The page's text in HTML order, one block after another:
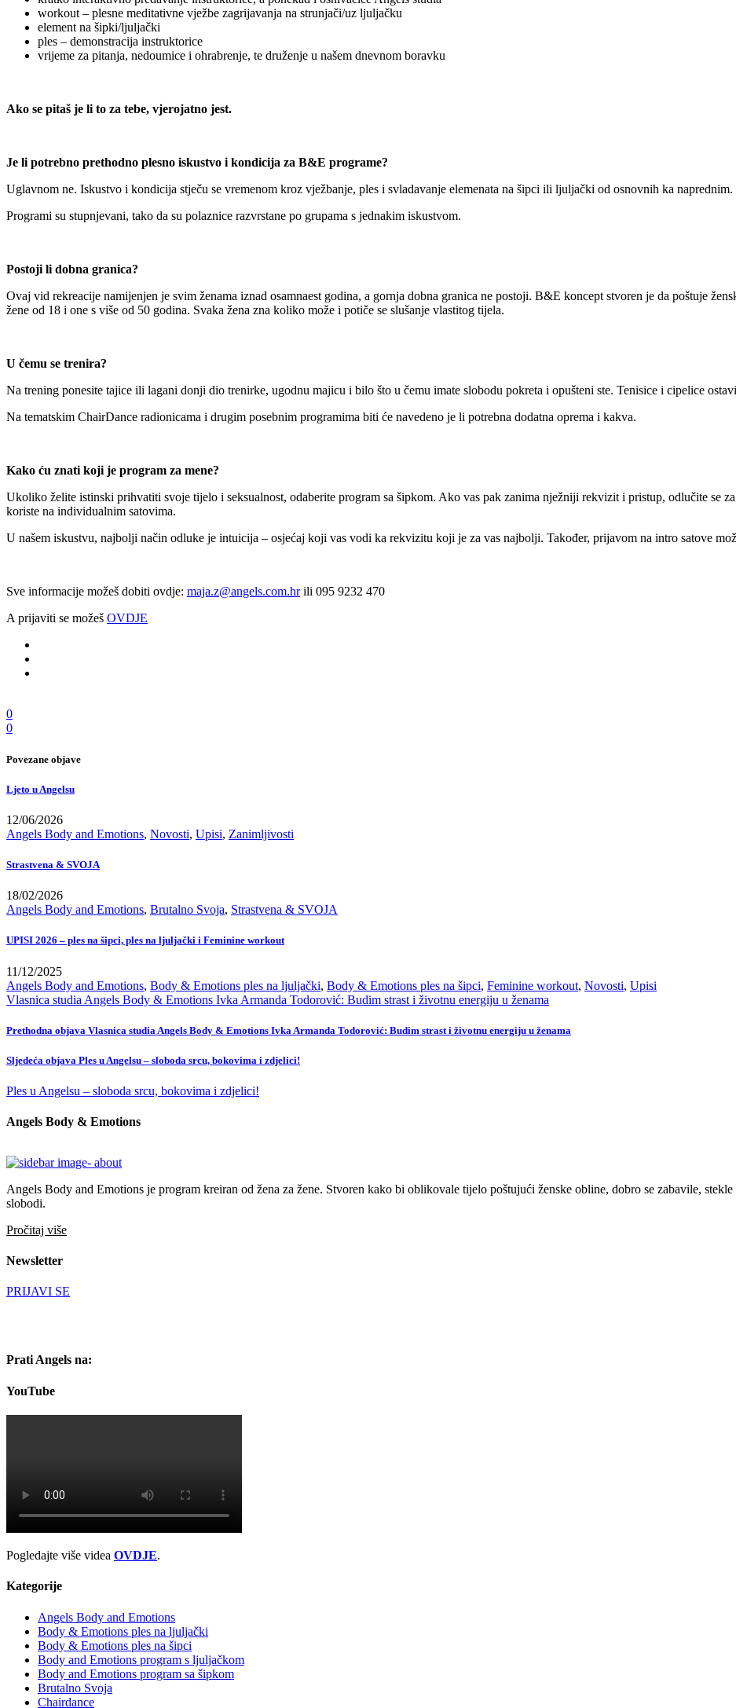
workout – plesne meditativne vježbe zagrijavanja na strunjači/uz ljuljačku
element na šipki/ljuljački
ples – demonstracija instruktorice
vrijeme za pitanja, nedoumice i ohrabrenje, te druženje u našem dnevnom boravku
Ako se pitaš je li to za tebe, vjerojatno jest.
Je li potrebno prethodno plesno iskustvo i kondicija za B&E programe?
Uglavnom ne. Iskustvo i kondicija stječu se vremenom kroz vježbanje, ples i svladavanje elemenata na šipci ili ljuljački od osnovnih ka naprednim.
Programi su stupnjevani, tako da su polaznice razvrstane po grupama s jednakim iskustvom.
Postoji li dobna granica?
Ovaj vid rekreacije namijenjen je svim ženama iznad osamnaest godina, a gornja dobna granica ne postoji. B&E koncept stvoren je da poštuje
žene od 18 i one s više od 50 godina. Svaka žena zna koliko može i potiče se slušanje vlastitog tijela.
U čemu se trenira?
Na trening ponesite tajice ili lagani donji dio trenirke, ugodnu majicu i bilo što u čemu imate slobodu pokreta i opušteni ste. Tenisice i cipelice
Na tematskim ChairDance radionicama i drugim posebnim programima biti će navedeno je li potrebna dodatna oprema i kakva.
Kako ću znati koji je program za mene?
Ukoliko želite istinski prihvatiti svoje tijelo i seksualnost, odaberite program sa šipkom. Ako vas pak zanima nježniji rekvizit i pristup, odlučite se
koriste na individualnim satovima.
U našem iskustvu, najbolji način odluke je intuicija – osjećaj koji vas vodi ka rekvizitu koji je za vas najbolji. Također, prijavom na intro satove
Sve informacije možeš dobiti ovdje: maja.z@angels.com.hrili 095 9232 470
A prijaviti se možeš OVDJE
0
0
Povezane objave
Ljeto u Angelsu
12/06/2026
Angels Body and Emotions, Novosti, Upisi, Zanimljivosti
Strastvena & SVOJA
18/02/2026
Angels Body and Emotions, Brutalno Svoja, Strastvena & SVOJA
UPISI 2026 – ples na šipci, ples na ljuljački i Feminine workout
11/12/2025
Angels Body and Emotions, Body & Emotions ples na ljuljački, Body & Emotions ples na šipci, Feminine workout, Novosti, Upisi
Vlasnica studia Angels Body & Emotions Ivka Armanda Todorović: Budim strast i životnu energiju u ženama
Prethodna objava Vlasnica studia Angels Body & Emotions Ivka Armanda Todorović: Budim strast i životnu energiju u ženama
Sljedeća objava Ples u Angelsu – sloboda srcu, bokovima i zdjelici!
Ples u Angelsu – sloboda srcu, bokovima i zdjelici!
Angels Body & Emotions
Angels Body and Emotions je program kreiran od žena za žene. Stvoren kako bi oblikovale tijelo poštujući ženske obline, dobro se zabavile,
slobodi.
Pročitaj više
Newsletter
PRIJAVI SE
Prati Angels na:
YouTube
Pogledajte više videa OVDJE.
Kategorije
Angels Body and Emotions
Body & Emotions ples na ljuljački
Body & Emotions ples na šipci
Body and Emotions program s ljuljačkom
Body and Emotions program sa šipkom
Brutalno Svoja
Chairdance